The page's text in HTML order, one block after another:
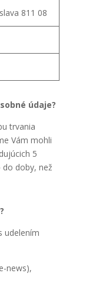
811 08
údaje?
trvania
Vám mohli
5
doby, než
udelením
news),